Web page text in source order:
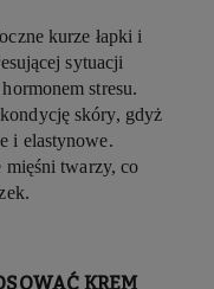
kurze łapki i
sytuacji
stresu.
skóry, gdyż
i elastynowe.
mięśni twarzy, co
KREM